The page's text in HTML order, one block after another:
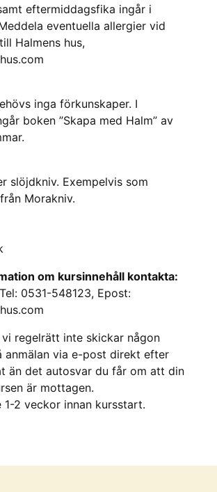
eftermiddagsfika ingår i
eventuella allergier vid
Halmens hus,
inga förkunskaper. I
boken ”Skapa med Halm” av
slöjdkniv. Exempelvis som
Morakniv.
om kursinnehåll kontakta:
0531-548123, Epost:
regelrätt inte skickar någon
anmälan via e-post direkt efter
än det autosvar du får om att din
är mottagen.
1-2 veckor innan kursstart.